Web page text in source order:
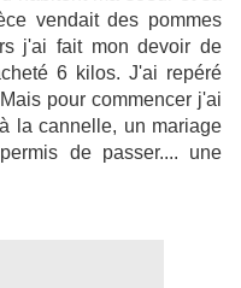
vendait des pommes
j'ai fait mon devoir de
6 kilos. J'ai repéré
pour commencer j'ai
la cannelle, un mariage
de passer.... une